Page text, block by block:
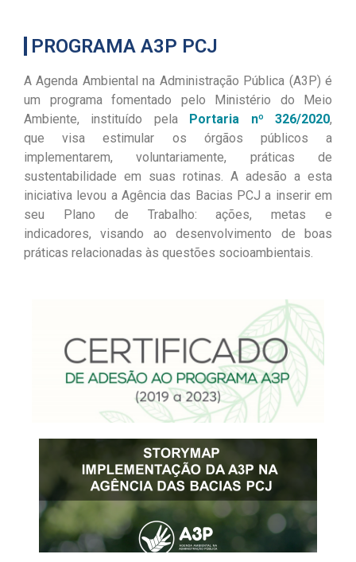
PROGRAMA A3P PCJ
A Agenda Ambiental na Administração Pública (A3P) é
um programa fomentado pelo Ministério do Meio
Ambiente, instituído pela
Portaria nº 326/2020,
que visa estimular os órgãos públicos a
implementarem,voluntariamente, práticas de
sustentabilidade em suas rotinas. A adesão a esta
iniciativa levou a Agência das Bacias PCJ a inserir em
seu Plano de Trabalho: ações, metas e
indicadores, visando ao desenvolvimento de boas
práticas relacionadas às questões socioambientais.